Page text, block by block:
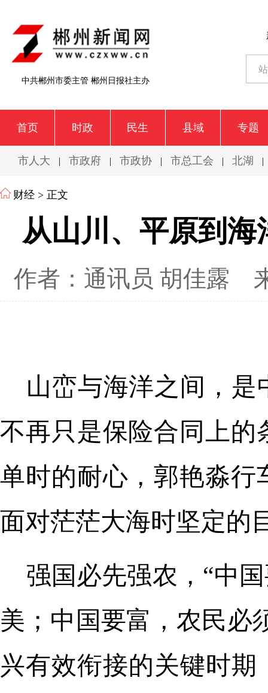
中共郴州市委主管 郴州日报社主办
首页 时政 民生 县域 专题
市人大 | 市政府 | 市政协 | 市总工会 | 北湖 |
财经 > 正文
从山川、平原到
作者：通讯员 胡佳露
山峦与海洋之间，
不再只是保险合同上的
单时的耐心，郭艳淼行
面对茫茫大海时坚定的
强国必先强农，“中
美；中国要富，农民必
兴有效衔接的关键时期